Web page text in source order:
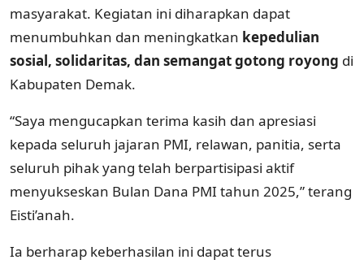
masyarakat. Kegiatan ini diharapkan dapat
menumbuhkan dan meningkatkan kepedulian
sosial, solidaritas, dan semangat gotong royong di
Kabupaten Demak.
“Saya mengucapkan terima kasih dan apresiasi
kepada seluruh jajaran PMI, relawan, panitia, serta
seluruh pihak yang telah berpartisipasi aktif
menyukseskan Bulan Dana PMI tahun 2025,” terang
Eisti’anah.
Ia berharap keberhasilan ini dapat terus